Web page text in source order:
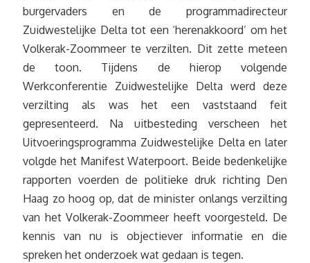
burgervaders en de programmadirecteur
Zuidwestelijke Delta tot een ‘herenakkoord’ om het
Volkerak-Zoommeer te verzilten. Dit zette meteen
de toon. Tijdens de hierop volgende
Werkconferentie Zuidwestelijke Delta werd deze
verzilting als was het een vaststaand feit
gepresenteerd. Na uitbesteding verscheen het
Uitvoeringsprogramma Zuidwestelijke Delta en later
volgde het Manifest Waterpoort. Beide bedenkelijke
rapporten voerden de politieke druk richting Den
Haag zo hoog op, dat de minister onlangs verzilting
van het Volkerak-Zoommeer heeft voorgesteld. De
kennis van nu is objectiever informatie en die
spreken het onderzoek wat gedaan is tegen.